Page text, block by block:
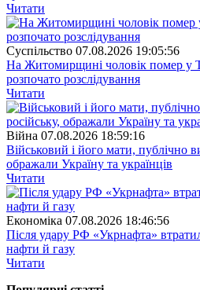
Читати
Суспiльство 07.08.2026 19:05:56
На Житомирщині чоловік помер у
розпочато розслідування
Читати
Війна 07.08.2026 18:59:16
Військовий і його мати, публічно
ображали Україну та українців
Читати
Економіка 07.08.2026 18:46:56
Після удару РФ «Укрнафта»
нафти й газу
Читати